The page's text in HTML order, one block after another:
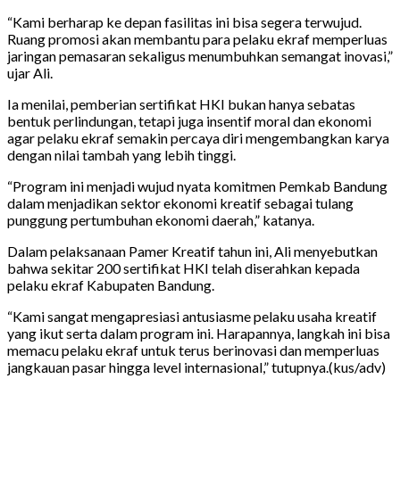
“Kami berharap ke depan fasilitas ini bisa segera terwujud.
Ruang promosi akan membantu para pelaku ekraf memperluas
jaringan pemasaran sekaligus menumbuhkan semangat inovasi,”
ujar Ali.
Ia menilai, pemberian sertifikat HKI bukan hanya sebatas
bentuk perlindungan, tetapi juga insentif moral dan ekonomi
agar pelaku ekraf semakin percaya diri mengembangkan karya
dengan nilai tambah yang lebih tinggi.
“Program ini menjadi wujud nyata komitmen Pemkab Bandung
dalam menjadikan sektor ekonomi kreatif sebagai tulang
punggung pertumbuhan ekonomi daerah,” katanya.
Dalam pelaksanaan Pamer Kreatif tahun ini, Ali menyebutkan
bahwa sekitar 200 sertifikat HKI telah diserahkan kepada
pelaku ekraf Kabupaten Bandung.
“Kami sangat mengapresiasi antusiasme pelaku usaha kreatif
yang ikut serta dalam program ini. Harapannya, langkah ini bisa
memacu pelaku ekraf untuk terus berinovasi dan memperluas
jangkauan pasar hingga level internasional,” tutupnya.(kus/adv)